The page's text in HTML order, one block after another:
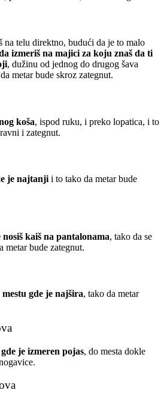
na telu direktno, budući da je to malo
izmeriš na majici za koju znaš da ti
, dužinu od jednog do drugog šava
metar bude skroz zategnut.
koša, ispod ruku, i preko lopatica, i to
i zategnut.
je najtanji i to tako da metar bude
nosiš kaiš na pantalonama, tako da se
metar bude zategnut.
gde je najšira, tako da metar
je izmeren pojas, do mesta dokle